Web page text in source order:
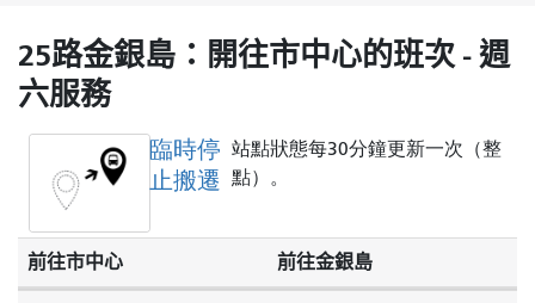
式
25路金銀島：開往市中心的班次 - 週
六服務
臨時停
止搬遷
站點狀態每30分鐘更新一次（整
點）。
前往市中心 前往金銀島